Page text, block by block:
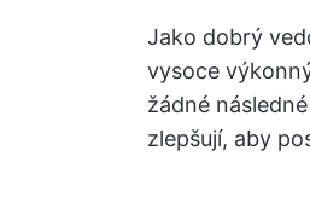
Jako dobrý
vysoce
žádné
zlepšují, aby